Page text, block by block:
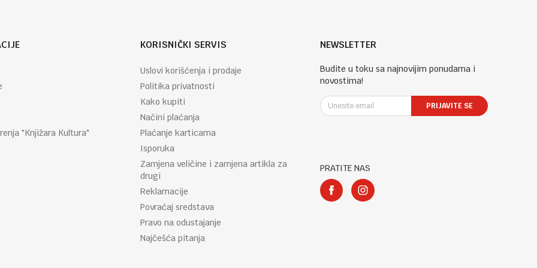
"Knjižara Kultura"
KORISNIČKI SERVIS
Uslovi korišćenja i prodaje
Politika privatnosti
Kako kupiti
Načini plaćanja
Plaćanje karticama
Isporuka
Zamjena veličine i zamjena artikla za
drugi
Reklamacije
Povraćaj sredstava
Pravo na odustajanje
Najčešća pitanja
NEWSLETTER
Budite u toku sa najnovijim ponudama i
novostima!
PRIJAVITE SE
PRATITE NAS